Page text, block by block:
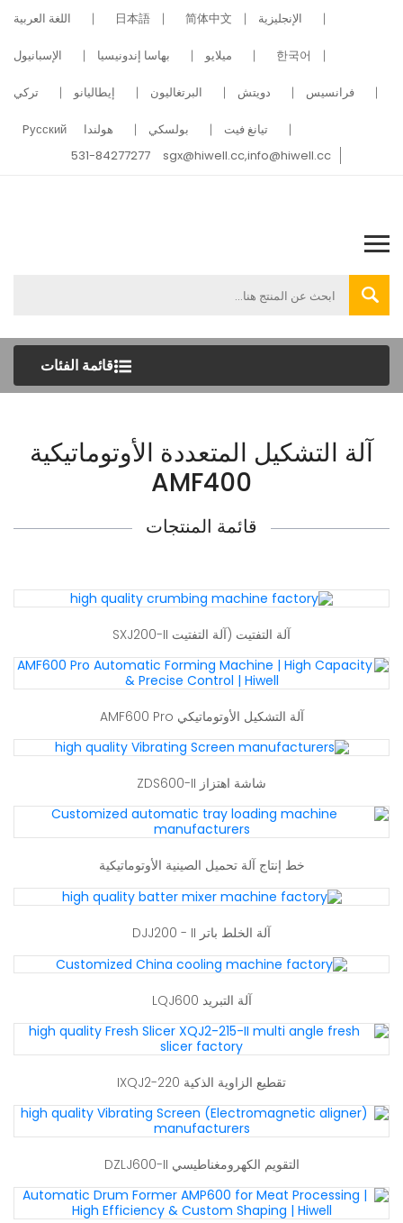
الإنجليزية 简体中文
日本語 اللغة العربية
한국어 ميلايو بهاسا إندونيسيا الإسبانيول
فرانسيس دويتش البرتغاليون إيطاليانو تركي
تيانغ فيت بولسكي هولندا
Pусский
sgx@hiwell.cc,info@hiwell.cc
531-84277277
قائمة الفئات
آلة التشكيل المتعددة الأوتوماتيكية
AMF400
قائمة المنتجات
آلة التفتيت (آلة التفتيت SXJ200-II
آلة التشكيل الأوتوماتيكي AMF600 Pro
شاشة اهتزاز ZDS600-II
خط إنتاج آلة تحميل الصينية الأوتوماتيكية
آلة الخلط باتر DJJ200 - II
آلة التبريد LQJ600
تقطيع الزاوية الذكية IXQJ2-220
التقويم الكهرومغناطيسي DZLJ600-II